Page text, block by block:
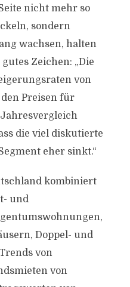
nicht mehr so
sondern
wachsen, halten
Zeichen: „Die
von
Preisen für
die viel diskutierte
eher sinkt.“
kombiniert
und
Doppel- und
von
von